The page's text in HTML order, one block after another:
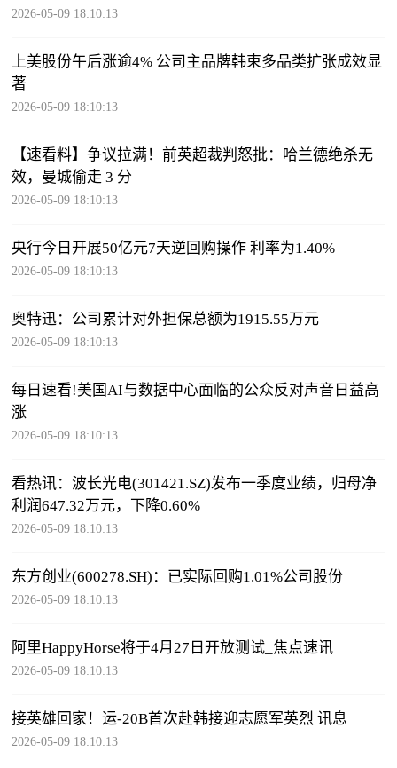
2026-05-09 18:10:13
上美股份午后涨逾4% 公司主品牌韩束多品类扩张成效显
著
2026-05-09 18:10:13
【速看料】争议拉满！前英超裁判怒批：哈兰德绝杀无
效，曼城偷走 3 分
2026-05-09 18:10:13
央行今日开展50亿元7天逆回购操作 利率为1.40%
2026-05-09 18:10:13
奥特迅：公司累计对外担保总额为1915.55万元
2026-05-09 18:10:13
每日速看!美国AI与数据中心面临的公众反对声音日益高
涨
2026-05-09 18:10:13
看热讯：波长光电(301421.SZ)发布一季度业绩，归母净
利润647.32万元，下降0.60%
2026-05-09 18:10:13
东方创业(600278.SH)：已实际回购1.01%公司股份
2026-05-09 18:10:13
阿里HappyHorse将于4月27日开放测试_焦点速讯
2026-05-09 18:10:13
接英雄回家！运-20B首次赴韩接迎志愿军英烈 讯息
2026-05-09 18:10:13